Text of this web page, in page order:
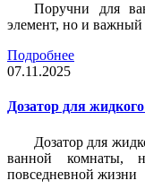
Поручни для
элемент, но и важный
Подробнее
07.11.2025
Дозатор для
Дозатор для
ванной комнаты,
повседневной жизни